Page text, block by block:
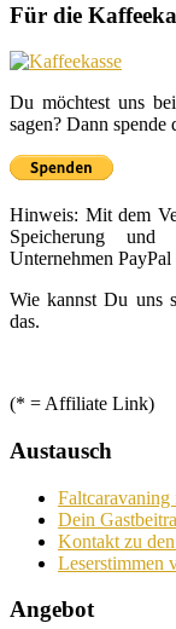
Für die
Du möchtest uns
sagen? Dann
Hinweis: Mit dem
Speicherung
Unternehmen PayPal
Wie kannst Du uns
das.
(* = Affiliate Link)
Austausch
Faltcaravaning
Dein
Kontakt zu
Leserstimmen
Angebot